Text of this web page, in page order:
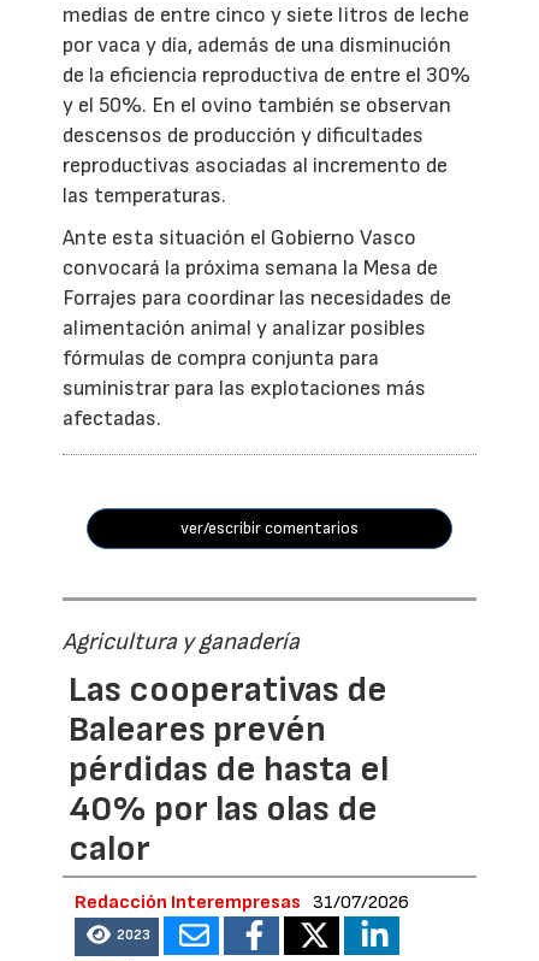
medias de entre cinco y siete litros de leche
por vaca y día, además de una disminución
de la eficiencia reproductiva de entre el 30%
y el 50%. En el ovino también se observan
descensos de producción y dificultades
reproductivas asociadas al incremento de
las temperaturas.
Ante esta situación el Gobierno Vasco
convocará la próxima semana la Mesa de
Forrajes para coordinar las necesidades de
alimentación animal y analizar posibles
fórmulas de compra conjunta para
suministrar para las explotaciones más
afectadas.
ver/escribir comentarios
Agricultura y ganadería
Las cooperativas de
Baleares prevén
pérdidas de hasta el
40% por las olas de
calor
Redacción Interempresas 31/07/2026
2023